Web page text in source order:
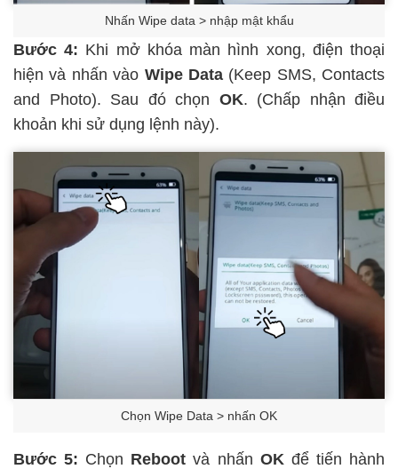
Nhấn Wipe data > nhập mật khẩu
Bước 4: Khi mở khóa màn hình xong, điện thoại
hiện và nhấn vào Wipe Data(Keep SMS, Contacts
and Photo). Sau đó chọn OK. (Chấp nhận điều
khoản khi sử dụng lệnh này).
Chọn Wipe Data > nhấn OK
Bước 5: Chọn Reboot và nhấn OK để tiến hành